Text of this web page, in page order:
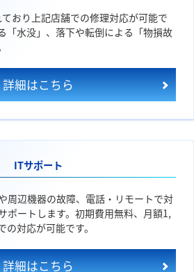
おり上記店舗での修理対応が可能で
「水没」、落下や転倒による「物損故
詳細はこちら
ITサポート
周辺機器の故障、電話・リモートで対
ポートします。初期費用無料、月額1,
対応が可能です。
詳細はこちら